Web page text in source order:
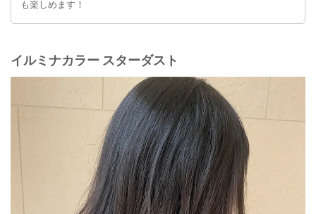
も楽しめます！
イルミナカラー スターダスト